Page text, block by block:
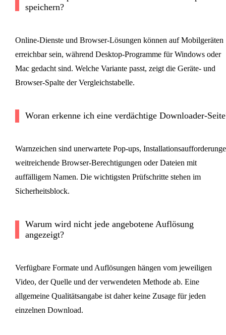
speichern?
Online-Dienste und Browser-Lösungen können auf Mobilgeräten
erreichbar sein, während Desktop-Programme für Windows oder
Mac gedacht sind. Welche Variante passt, zeigt die Geräte- und
Browser-Spalte der Vergleichstabelle.
Woran erkenne ich eine verdächtige Downloader-
Warnzeichen sind unerwartete Pop-ups,
weitreichende Browser-Berechtigungen oder Dateien mit
auffälligem Namen. Die wichtigsten Prüfschritte stehen im
Sicherheitsblock.
Warum wird nicht jede angebotene Auflösung
angezeigt?
Verfügbare Formate und Auflösungen hängen vom jeweiligen
Video, der Quelle und der verwendeten Methode ab. Eine
allgemeine Qualitätsangabe ist daher keine Zusage für jeden
einzelnen Download.